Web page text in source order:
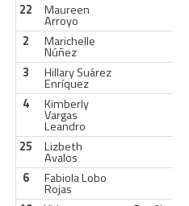
22 Maureen
Arroyo
2
Marichelle
Núñez
3
Hillary Suárez
Enríquez
4
Kimberly
Vargas
Leandro
25
Lizbeth
Avalos
6
Fabiola Lobo
Rojas